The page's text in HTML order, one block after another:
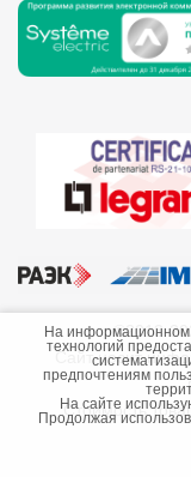
©2013-
Сайт носит
Стоимость
На
технологий
предпочтениям
На сайте
Продолжая